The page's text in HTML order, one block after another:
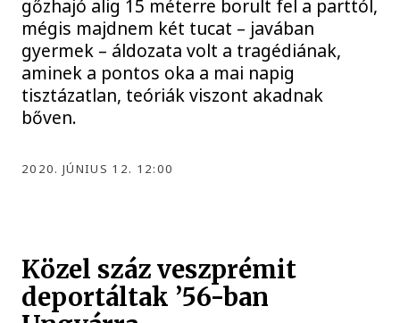
gőzhajó alig 15 méterre borult fel a parttól,
mégis majdnem két tucat – javában
gyermek – áldozata volt a tragédiának,
aminek a pontos oka a mai napig
tisztázatlan, teóriák viszont akadnak
bőven.
2020. JÚNIUS 12. 12:00
Közel száz veszprémit
deportáltak ’56-ban